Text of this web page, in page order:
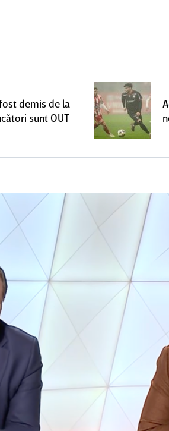
demis de la
sunt OUT